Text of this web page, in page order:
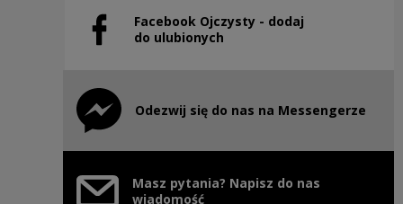
Facebook Ojczysty - dodaj
do ulubionych
Uwaga, link zostanie otwarty w nowym oknie
Odezwij się do nas na Messengerze
Uwaga, link zostanie otwarty w nowym oknie
Masz pytania? Napisz do nas
wiadomość